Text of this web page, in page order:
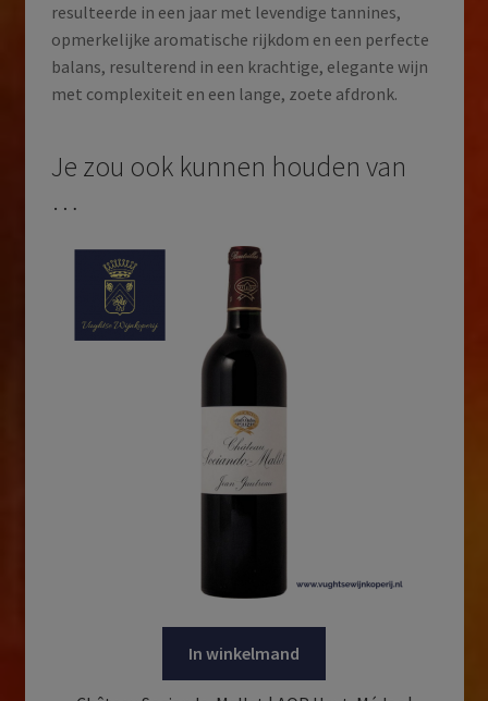
resulteerde in een jaar met levendige tannines,
opmerkelijke aromatische rijkdom en een perfecte
balans, resulterend in een krachtige, elegante wijn
met complexiteit en een lange, zoete afdronk.
Je zou ook kunnen houden van
…
In winkelmand